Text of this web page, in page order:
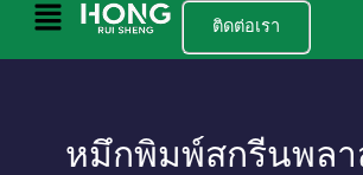
เมนู
ติดต่อเรา
หมึกพิมพ์สกรีนพล